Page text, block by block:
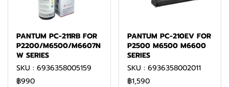
PANTUM PC-211RB FOR
P2200/M6500/M6607N
W SERIES
SKU : 6936358005159
฿990
PANTUM PC-210EV FOR
P2500 M6500 M6600
SERIES
SKU : 6936358002011
฿1,590